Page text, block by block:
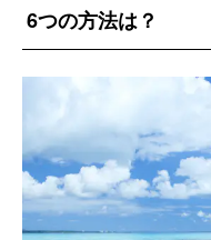
6つの方法は？